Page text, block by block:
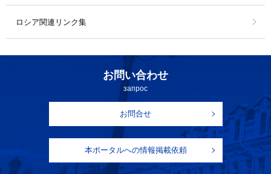
ロシア関連リンク集
お問い合わせ
запрос
お問合せ
本ポータルへの情報掲載依頼